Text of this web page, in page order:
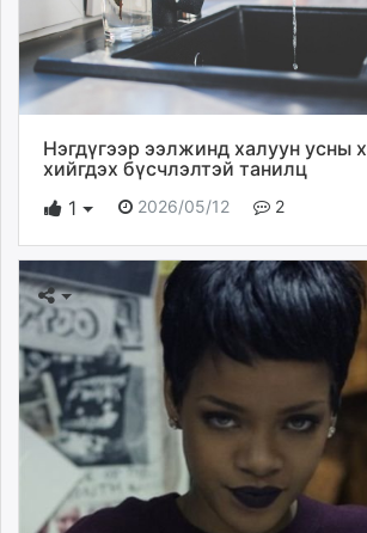
Нэгдүгээр ээлжинд халуун усны
хийгдэх бүсчлэлтэй танилц
1
2026/05/12 2